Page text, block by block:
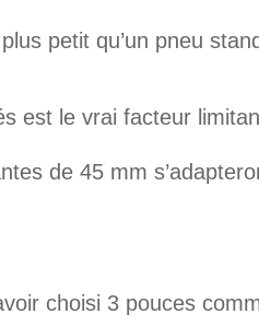
petit qu’un pneu
est le vrai facteur
de 45 mm
choisi 3 pouces